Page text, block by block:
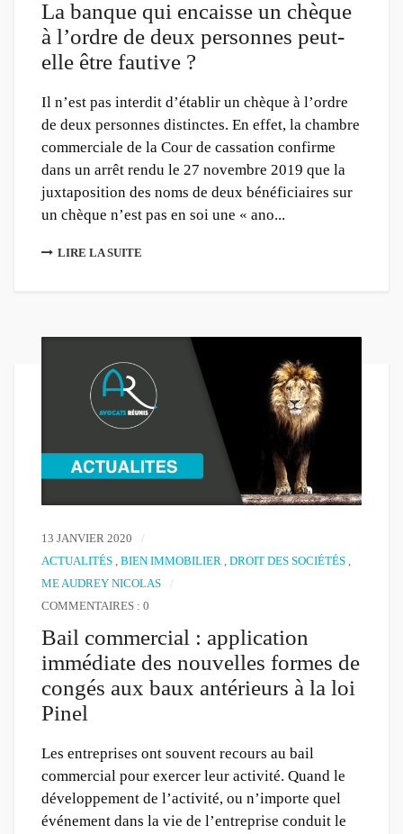
La banque qui encaisse un chèque
à l’ordre de deux personnes peut-
elle être fautive ?
Il n’est pas interdit d’établir un chèque à l’ordre
de deux personnes distinctes. En effet, la chambre
commerciale de la Cour de cassation confirme
dans un arrêt rendu le 27 novembre 2019 que la
juxtaposition des noms de deux bénéficiaires sur
un chèque n’est pas en soi une « ano...
LIRE LA SUITE
13 JANVIER 2020
ACTUALITÉS BIEN IMMOBILIER DROIT DES SOCIÉTÉS
ME AUDREY NICOLAS
COMMENTAIRES : 0
Bail commercial : application
immédiate des nouvelles formes de
congés aux baux antérieurs à la loi
Pinel
Les entreprises ont souvent recours au bail
commercial pour exercer leur activité. Quand le
développement de l’activité, ou n’importe quel
événement dans la vie de l’entreprise conduit le